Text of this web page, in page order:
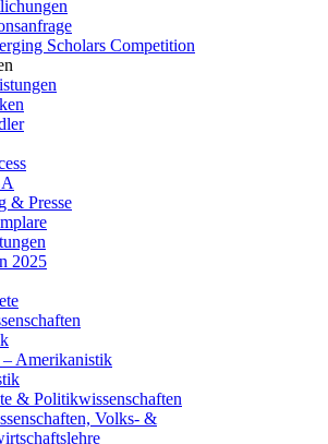
Scholars Competition
& Presse
2025
Amerikanistik
& Politikwissenschaften
Volks- &